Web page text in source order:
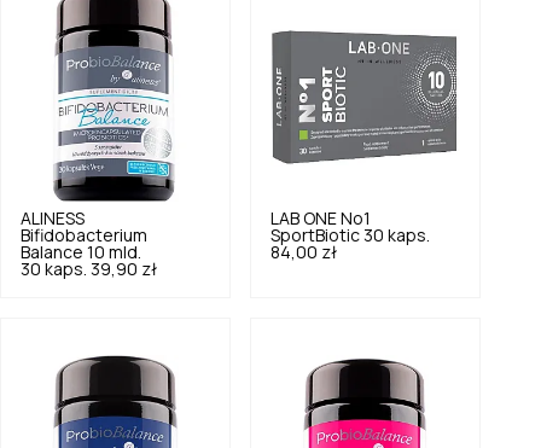
ALINESS
Bifidobacterium
Balance 10 mld.
30 kaps. 39,90 zł
LAB ONE No1
SportBiotic 30 kaps.
84,00 zł